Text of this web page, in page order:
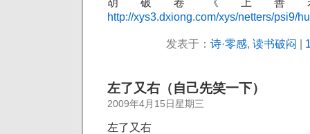
胡破卷《上善
http://xys3.dxiong.com/xys/netters/psi9/
发表于： 诗·零感, 读书破闷
左了又右（自己先笑一下）
2009年4月15日星期三
左了又右